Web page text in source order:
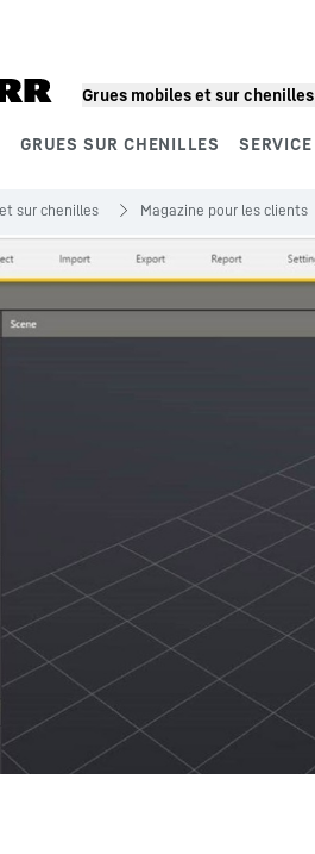
Grues mobiles et sur chenilles
GRUES SUR CHENILLES SERVICE
sur Liebherr
sur chenilles Magazine pour les clients